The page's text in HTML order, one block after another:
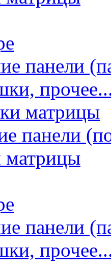
панели
матрицы
панели
матрицы
панели